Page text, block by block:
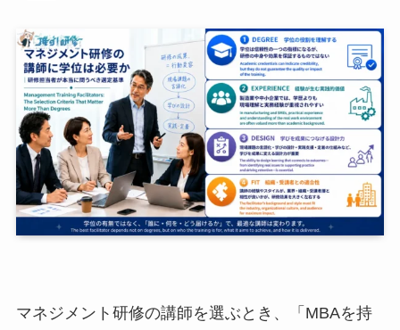
マネジメント研修の講師を選ぶとき、「MBAを持